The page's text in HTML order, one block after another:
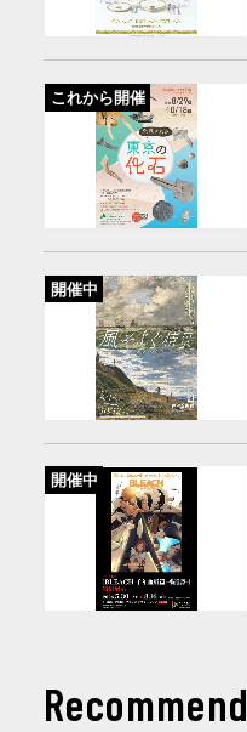
これから開催
開催中
開催中
Recommend